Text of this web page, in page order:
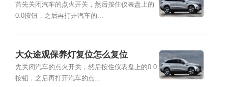
首先关闭汽车的点火开关，然后按住仪表盘上的
0.0按钮，之后再打开汽车的...
大众途观保养灯复位怎么复位
先关闭汽车的点火开关，然后按住仪表盘上的0.0
按钮，之后再打开汽车的点...